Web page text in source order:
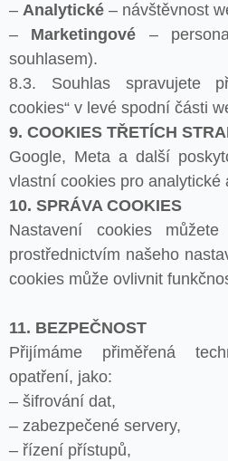
– Analytické – návštěvnost
– Marketingové –
souhlasem).
8.3. Souhlas spravujete
cookies“ v levé spodní části
9. COOKIES TŘETÍCH
Google, Meta a další
vlastní cookies pro analytické
10. SPRÁVA COOKIES
Nastavení cookies
prostřednictvím našeho
cookies může ovlivnit
11. BEZPEČNOST
Přijímáme přiměřená
opatření, jako:
– šifrování dat,
– zabezpečené servery,
– řízení přístupů,